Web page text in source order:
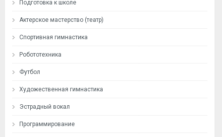
Подготовка к школе
Актерское мастерство (театр)
Спортивная гимнастика
Робототехника
Футбол
Художественная гимнастика
Эстрадный вокал
Программирование